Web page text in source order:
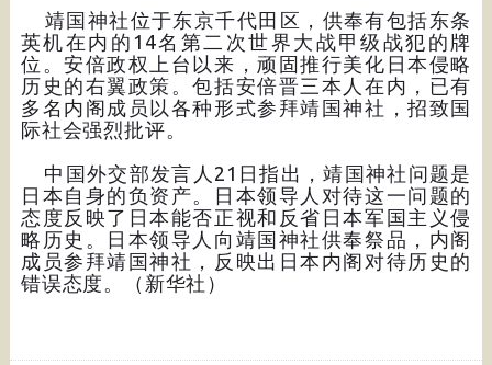
靖国神社位于东京千代田区，供奉有包括东条
英机在内的14名第二次世界大战甲级战犯的牌
位。安倍政权上台以来，顽固推行美化日本侵略
历史的右翼政策。包括安倍晋三本人在内，已有
多名内阁成员以各种形式参拜靖国神社，招致国
际社会强烈批评。
中国外交部发言人21日指出，靖国神社问题是
日本自身的负资产。日本领导人对待这一问题的
态度反映了日本能否正视和反省日本军国主义侵
略历史。日本领导人向靖国神社供奉祭品，内阁
成员参拜靖国神社，反映出日本内阁对待历史的
错误态度。（新华社）